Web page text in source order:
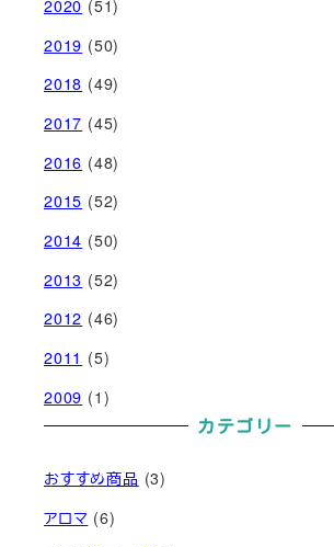
2020 (51)
2019 (50)
2018 (49)
2017 (45)
2016 (48)
2015 (52)
2014 (50)
2013 (52)
2012 (46)
2011 (5)
2009 (1)
カテゴリー
おすすめ商品 (3)
アロマ (6)